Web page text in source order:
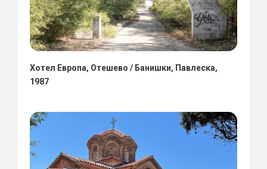
Хотел Европа, Отешево / Банишки, Павлеска,
1987